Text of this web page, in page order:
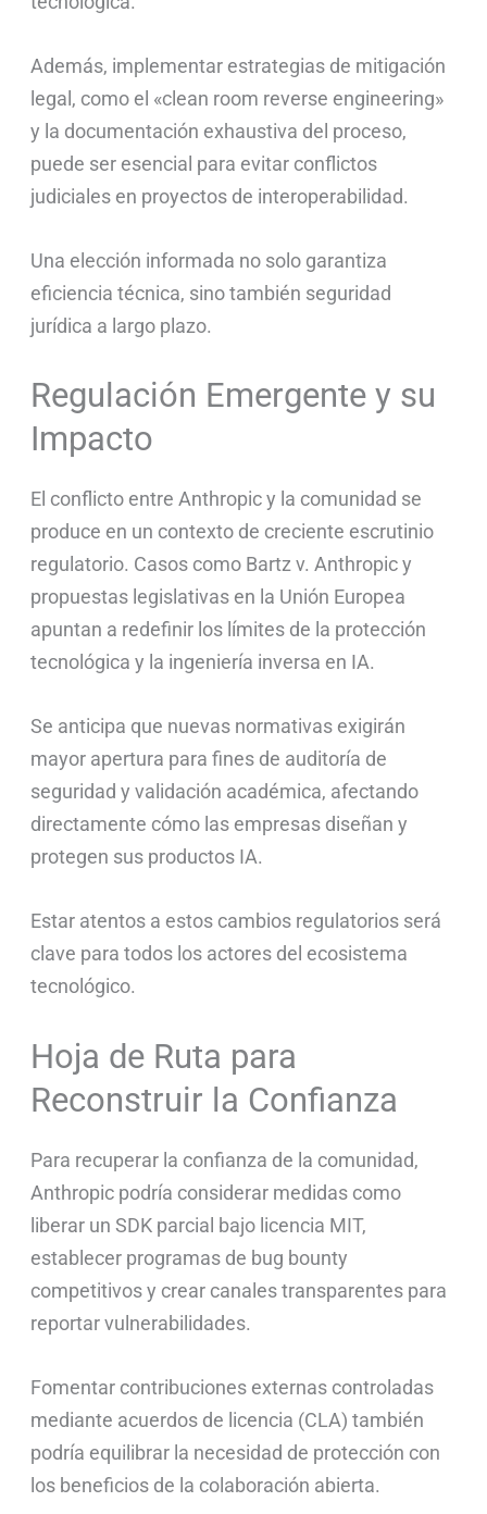
Además, implementar estrategias de mitigación
legal, como el «clean room reverse engineering»
y la documentación exhaustiva del proceso,
puede ser esencial para evitar conflictos
judiciales en proyectos de interoperabilidad.
Una elección informada no solo garantiza
eficiencia técnica, sino también seguridad
jurídica a largo plazo.
Regulación Emergente y su
Impacto
El conflicto entre Anthropic y la comunidad se
produce en un contexto de creciente escrutinio
regulatorio. Casos como Bartz v. Anthropic y
propuestas legislativas en la Unión Europea
apuntan a redefinir los límites de la protección
tecnológica y la ingeniería inversa en IA.
Se anticipa que nuevas normativas exigirán
mayor apertura para fines de auditoría de
seguridad y validación académica, afectando
directamente cómo las empresas diseñan y
protegen sus productos IA.
Estar atentos a estos cambios regulatorios será
clave para todos los actores del ecosistema
tecnológico.
Hoja de Ruta para
Reconstruir la Confianza
Para recuperar la confianza de la comunidad,
Anthropic podría considerar medidas como
liberar un SDK parcial bajo licencia MIT,
establecer programas de bug bounty
competitivos y crear canales transparentes para
reportar vulnerabilidades.
Fomentar contribuciones externas controladas
mediante acuerdos de licencia (CLA) también
podría equilibrar la necesidad de protección con
los beneficios de la colaboración abierta.